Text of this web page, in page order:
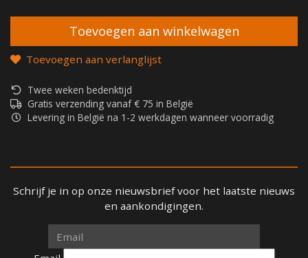
Toevoegen aan verlanglijst
Twee weken bedenktijd
Gratis verzending vanaf € 75 in België
Levering in België na 1-2 werkdagen wanneer voorradig
Schrijf je in op onze nieuwsbrief voor het laatste nieuws
en aankondigingen.